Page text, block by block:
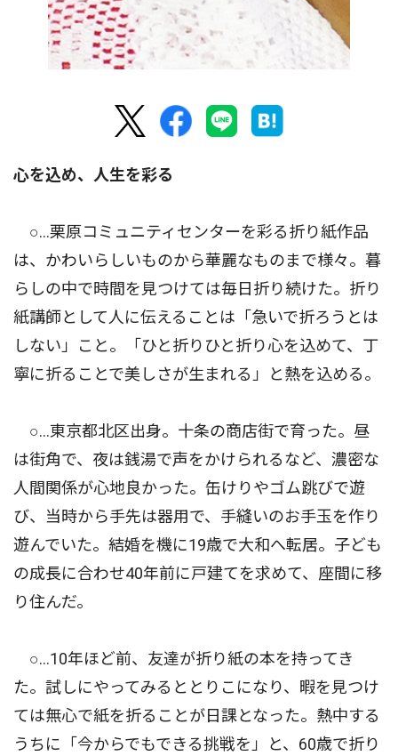
心を込め、人生を彩る
○…栗原コミュニティセンターを彩る折り紙作品
は、かわいらしいものから華麗なものまで様々。暮
らしの中で時間を見つけては毎日折り続けた。折り
紙講師として人に伝えることは「急いで折ろうとは
しない」こと。「ひと折りひと折り心を込めて、丁
寧に折ることで美しさが生まれる」と熱を込める。
○…東京都北区出身。十条の商店街で育った。昼
は街角で、夜は銭湯で声をかけられるなど、濃密な
人間関係が心地良かった。缶けりやゴム跳びで遊
び、当時から手先は器用で、手縫いのお手玉を作り
遊んでいた。結婚を機に19歳で大和へ転居。子ども
の成長に合わせ40年前に戸建てを求めて、座間に移
り住んだ。
○…10年ほど前、友達が折り紙の本を持ってき
た。試しにやってみるととりこになり、暇を見つけ
ては無心で紙を折ることが日課となった。熱中する
うちに「今からでもできる挑戦を」と、60歳で折り